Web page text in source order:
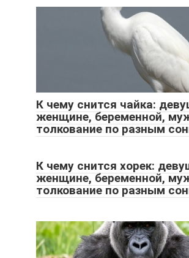
К чему снится чайка:
женщине, беременной,
толкование по разным
К чему снится хорек:
женщине, беременной,
толкование по разным